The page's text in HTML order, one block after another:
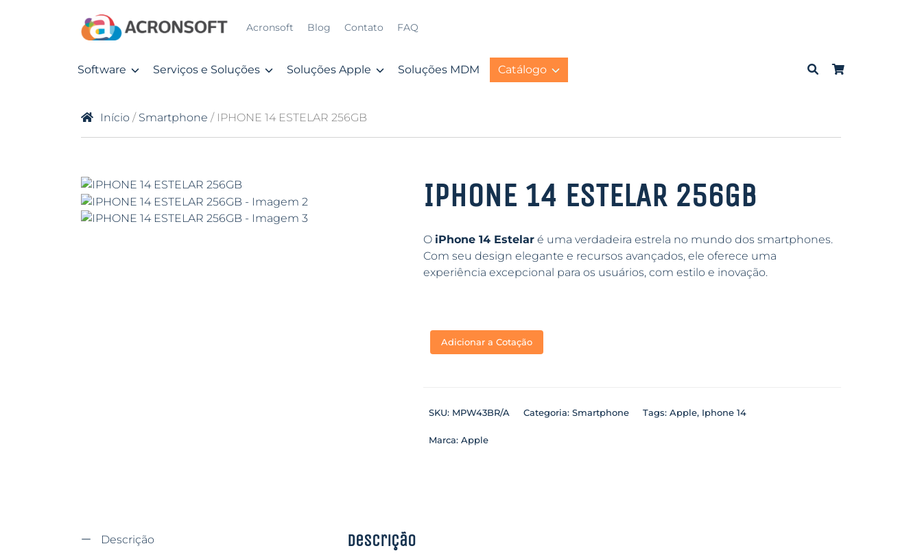
Acronsoft Blog Contato FAQ
Software Serviços e Soluções Soluções Apple Soluções MDM Catálogo
Início / Smartphone / IPHONE 14 ESTELAR 256GB
IPHONE 14 ESTELAR 256GB
O iPhone 14 Estelaré uma verdadeira estrela no mundo dos smartphones.
Com seu design elegante e recursos avançados, ele oferece uma
experiência excepcional para os usuários, com estilo e inovação.
Adicionar a Cotação
SKU: MPW43BR/A Categoria: Smartphone Tags: Apple, Iphone 14
Marca: Apple
Descrição Descrição